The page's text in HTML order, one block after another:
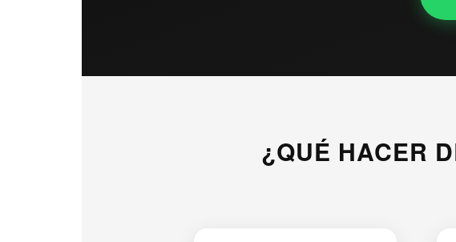
¿QUÉ HACER